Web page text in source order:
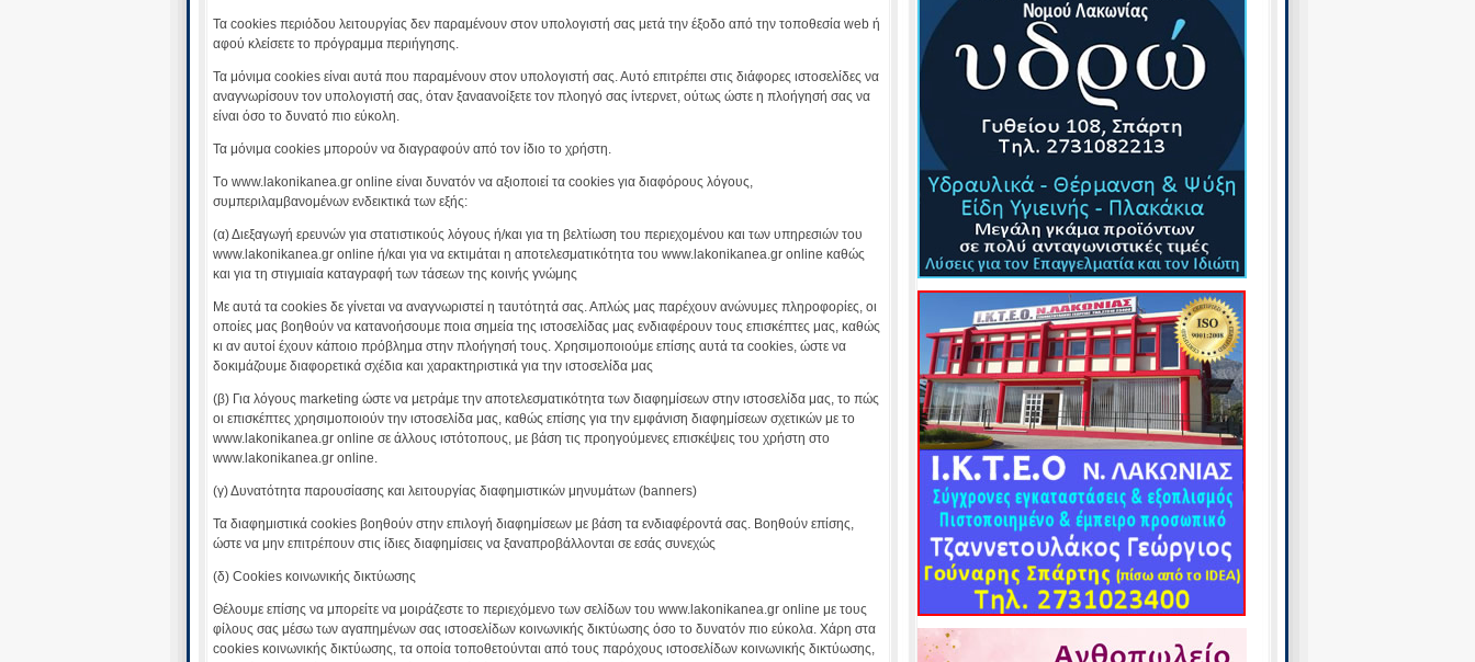
Τα cookies περιόδου λειτουργίας δεν παραμένουν στον υπολογιστή σας μετά την έξοδο από την τοποθεσία web ή
αφού κλείσετε το πρόγραμμα περιήγησης.
Τα μόνιμα cookies είναι αυτά που παραμένουν στον υπολογιστή σας. Αυτό επιτρέπει στις διάφορες ιστοσελίδες να
αναγνωρίσουν τον υπολογιστή σας, όταν ξαναανοίξετε τον πλοηγό σας ίντερνετ, ούτως ώστε η πλοήγησή σας να
είναι όσο το δυνατό πιο εύκολη.
Τα μόνιμα cookies μπορούν να διαγραφούν από τον ίδιο το χρήστη.
Tο www.lakonikanea.gr online είναι δυνατόν να αξιοποιεί τα cookies για διαφόρους λόγους,
συμπεριλαμβανομένων ενδεικτικά των εξής:
(α) Διεξαγωγή ερευνών για στατιστικούς λόγους ή/και για τη βελτίωση του περιεχομένου και των υπηρεσιών του
www.lakonikanea.gr online ή/και για να εκτιμάται η αποτελεσματικότητα του www.lakonikanea.gr online καθώς
και για τη στιγμιαία καταγραφή των τάσεων της κοινής γνώμης
Με αυτά τα cookies δε γίνεται να αναγνωριστεί η ταυτότητά σας. Απλώς μας παρέχουν ανώνυμες πληροφορίες, οι
οποίες μας βοηθούν να κατανοήσουμε ποια σημεία της ιστοσελίδας μας ενδιαφέρουν τους επισκέπτες μας, καθώς
κι αν αυτοί έχουν κάποιο πρόβλημα στην πλοήγησή τους. Χρησιμοποιούμε επίσης αυτά τα cookies, ώστε να
δοκιμάζουμε διαφορετικά σχέδια και χαρακτηριστικά για την ιστοσελίδα μας
(β) Για λόγους marketing ώστε να μετράμε την αποτελεσματικότητα των διαφημίσεων στην ιστοσελίδα μας, το πώς
οι επισκέπτες χρησιμοποιούν την ιστοσελίδα μας, καθώς επίσης για την εμφάνιση διαφημίσεων σχετικών με το
www.lakonikanea.gr online σε άλλους ιστότοπους, με βάση τις προηγούμενες επισκέψεις του χρήστη στο
www.lakonikanea.gr online.
(γ) Δυνατότητα παρουσίασης και λειτουργίας διαφημιστικών μηνυμάτων (banners)
Τα διαφημιστικά cookies βοηθούν στην επιλογή διαφημίσεων με βάση τα ενδιαφέροντά σας. Βοηθούν επίσης,
ώστε να μην επιτρέπουν στις ίδιες διαφημίσεις να ξαναπροβάλλονται σε εσάς συνεχώς
(δ) Cookies κοινωνικής δικτύωσης
Θέλουμε επίσης να μπορείτε να μοιράζεστε το περιεχόμενο των σελίδων τoυ www.lakonikanea.gr online με τους
φίλους σας μέσω των αγαπημένων σας ιστοσελίδων κοινωνικής δικτύωσης όσο το δυνατόν πιο εύκολα. Χάρη στα
cookies κοινωνικής δικτύωσης, τα οποία τοποθετούνται από τους παρόχους ιστοσελίδων κοινωνικής δικτύωσης,